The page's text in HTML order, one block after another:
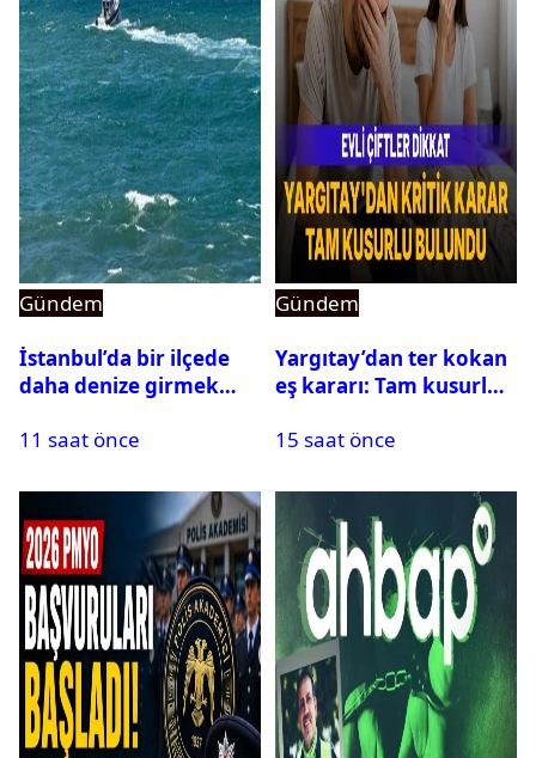
Gündem
İstanbul’da bir ilçede
daha denize girmek
11 saat önce
Gündem
Yargıtay’dan ter kokan
eş kararı: Tam kusurlu
15 saat önce